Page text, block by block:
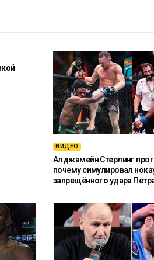
ВИДЕО
Алджамейн Стерлинг
почему симулировал
запрещённого удара